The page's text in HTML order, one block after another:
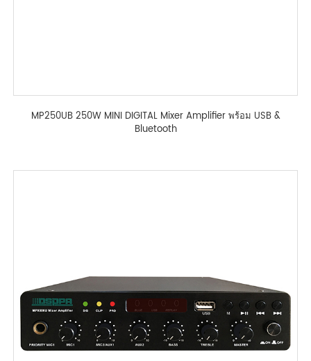
MP250UB 250W MINI DIGITAL Mixer Amplifier พร้อม USB &
Bluetooth